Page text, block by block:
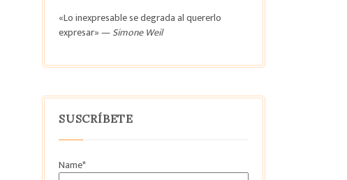
«Lo inexpresable se degrada al quererlo
expresar» —Simone Weil
SUSCRÍBETE
Name*